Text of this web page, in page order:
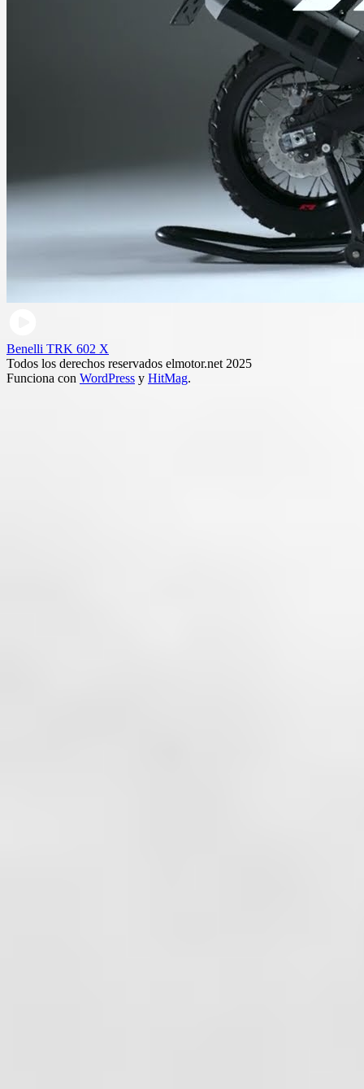
Benelli TRK 602 X
Todos los derechos reservados elmotor.net 2025
Funciona con WordPress y HitMag.